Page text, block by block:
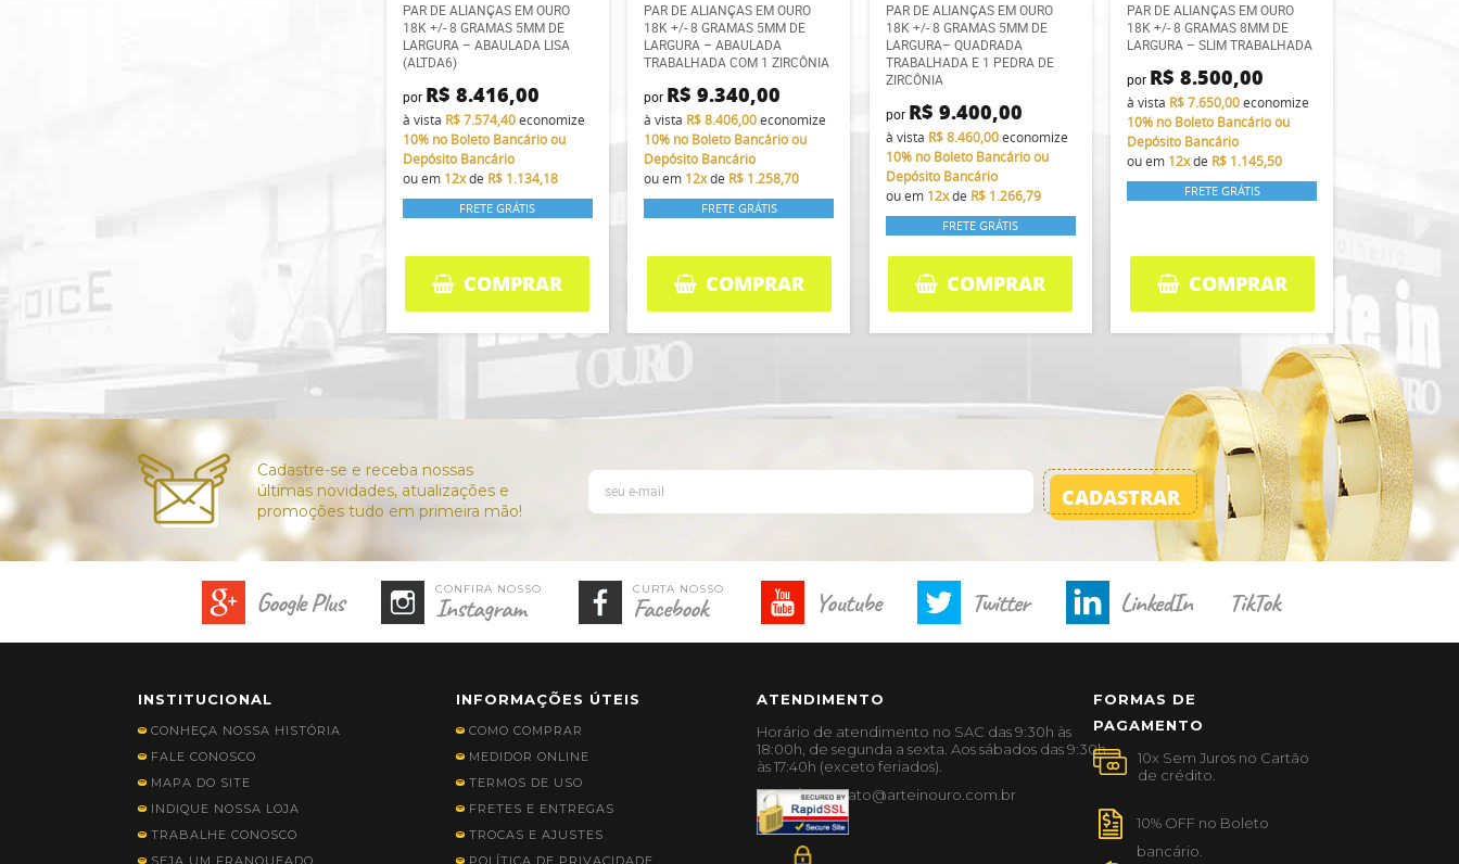
PAR DE ALIANÇAS EM OURO
18K +/- 8 GRAMAS 5MM DE
LARGURA – ABAULADA LISA
(ALTDA6)
por R$ 8.416,00
à vista R$ 7.574,40economize
10% no Boleto Bancário ou
Depósito Bancário
ou em 12xde R$ 1.134,18
FRETE GRÁTIS
COMPRAR
PAR DE ALIANÇAS EM OURO
18K +/- 8 GRAMAS 5MM DE
LARGURA – ABAULADA
TRABALHADA COM 1 ZIRCÔNIA
por R$ 9.340,00
à vista R$ 8.406,00economize
10% no Boleto Bancário ou
Depósito Bancário
ou em 12xde R$ 1.258,70
FRETE GRÁTIS
COMPRAR
PAR DE ALIANÇAS EM OURO
18K +/- 8 GRAMAS 5MM DE
LARGURA– QUADRADA
TRABALHADA E 1 PEDRA DE
ZIRCÔNIA
por R$ 9.400,00
à vista R$ 8.460,00economize
10% no Boleto Bancário ou
Depósito Bancário
ou em 12xde R$ 1.266,79
FRETE GRÁTIS
COMPRAR
PAR DE ALIANÇAS EM OURO
18K +/- 8 GRAMAS 8MM DE
LARGURA – SLIM TRABALHADA
por R$ 8.500,00
à vista R$ 7.650,00economize
10% no Boleto Bancário ou
Depósito Bancário
ou em 12xde R$ 1.145,50
FRETE GRÁTIS
COMPRAR
INSTITUCIONAL
CONHEÇA NOSSA HISTÓRIA
FALE CONOSCO
MAPA DO SITE
INDIQUE NOSSA LOJA
TRABALHE CONOSCO
SEJA UM FRANQUEADO
INFORMAÇÕES ÚTEIS
COMO COMPRAR
MEDIDOR ONLINE
TERMOS DE USO
FRETES E ENTREGAS
TROCAS E AJUSTES
POLÍTICA DE PRIVACIDADE
ATENDIMENTO
Horário de atendimento no SAC das 9:30h às
18:00h, de segunda a sexta. Aos sábados das 9:30h
às 17:40h (exceto feriados).
contato@arteinouro.com.br
Google Plus Instagram Facebook Youtube Twitter LinkedIn TikTok
FORMAS DE
PAGAMENTO
CADASTRAR